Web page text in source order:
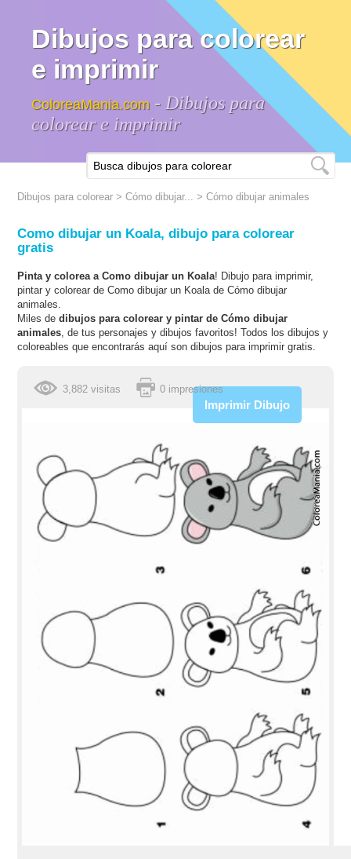
Dibujos para colorear
e imprimir
ColoreaMania.com - Dibujos para
colorear e imprimir
Dibujos para colorear >Cómo dibujar... >Cómo dibujar animales
Como dibujar un Koala, dibujo para colorear
gratis
Pinta y colorea a Como dibujar un Koala! Dibujo para imprimir,
pintar y colorear de Como dibujar un Koala de Cómo dibujar
animales.
Miles dedibujos para colorear y pintar de Cómo dibujar
animales, de tus personajes y dibujos favoritos! Todos los dibujos y
coloreables que encontrarás aquí son dibujos para imprimir gratis.
3,882 visitas 0 impresiones
Imprimir Dibujo